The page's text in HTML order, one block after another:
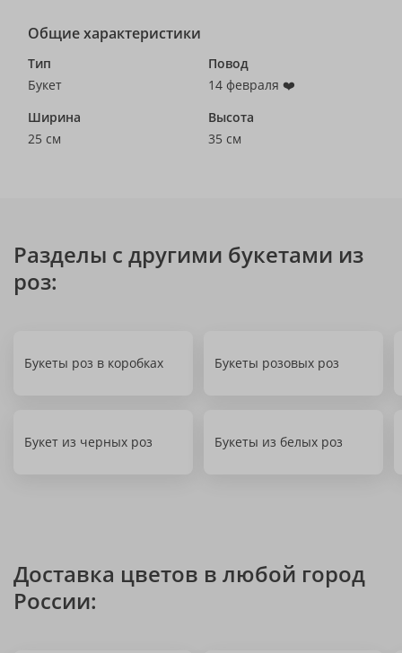
Общие характеристики
Тип
Букет
Повод
14 февраля ❤️
Ширина
25 см
Высота
35 см
Разделы с другими букетами из
роз:
Букеты роз в коробках Букеты розовых роз
Букет из черных роз Букеты из белых роз
Доставка цветов в любой город
России: